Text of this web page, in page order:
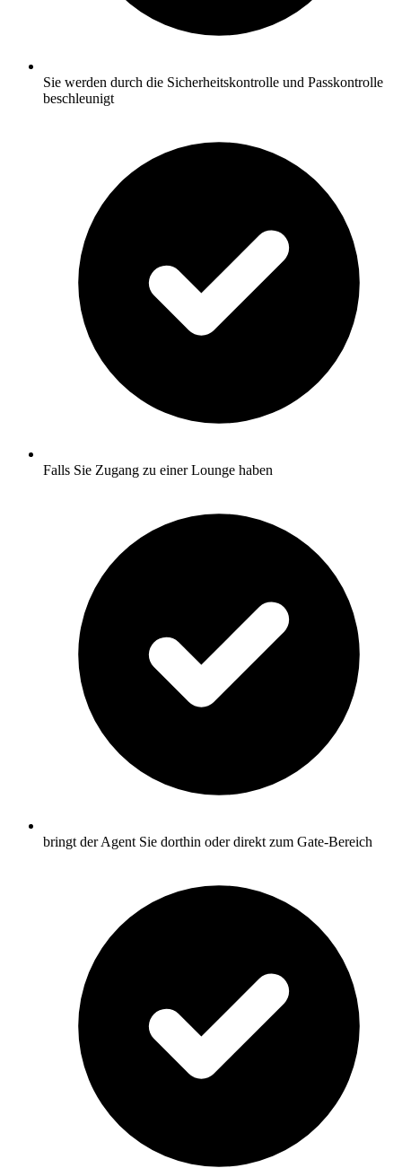
Sie werden durch die Sicherheitskontrolle und Passkontrolle
beschleunigt
Falls Sie Zugang zu einer Lounge haben
bringt der Agent Sie dorthin oder direkt zum Gate-Bereich